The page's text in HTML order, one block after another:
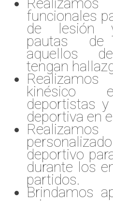
funcionales
de lesión
pautas
aquellos
tengan
kinésico
deportistas
deportiva en
deportivo
durante los
partidos.
Brindamos